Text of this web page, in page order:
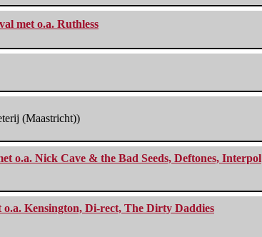
met o.a. Ruthless
(Maastricht))
o.a. Nick Cave & the Bad Seeds, Deftones, Interpol
Kensington, Di-rect, The Dirty Daddies